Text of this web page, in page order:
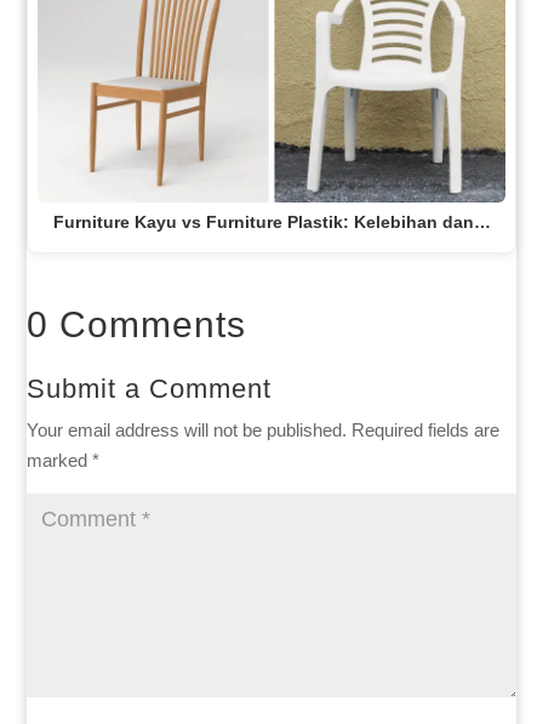
Furniture Kayu vs Furniture Plastik: Kelebihan dan…
0 Comments
Submit a Comment
Your email address will not be published. Required fields are
marked*